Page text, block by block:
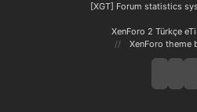
[XGT] Forum statistics
XenForo 2 Türkçe
XenForo theme